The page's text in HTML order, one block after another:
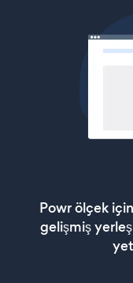
Powr ölçek
gelişmiş